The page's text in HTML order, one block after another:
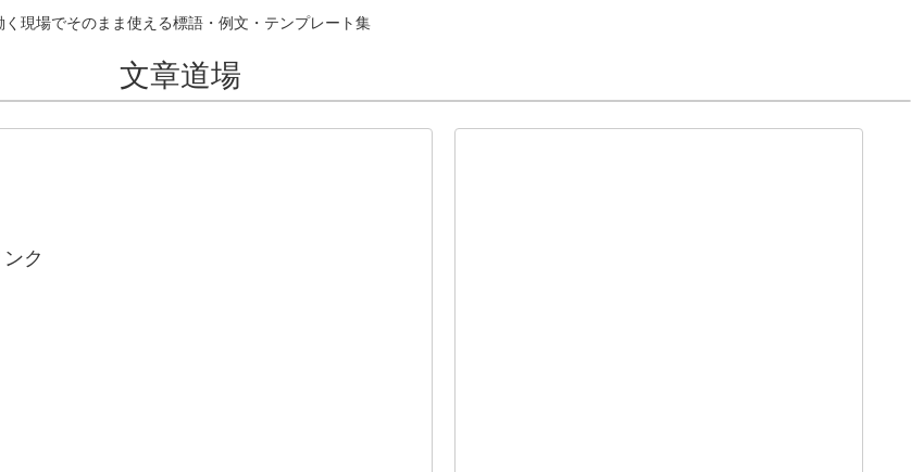
く現場でそのまま使える標語・例文・テンプレート集
文章道場
ク